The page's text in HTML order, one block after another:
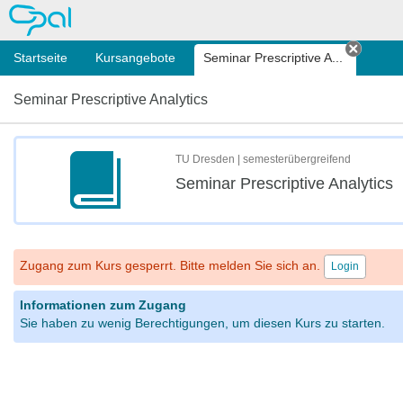
OPAL
Startseite Kursangebote Seminar Prescriptive A...
Tab
Seminar Prescriptive Analytics
TU Dresden | semesterübergreifend
Seminar Prescriptive Analytics
Zugang zum Kurs gesperrt. Bitte melden Sie sich an. Login
Informationen zum Zugang
Sie haben zu wenig Berechtigungen, um diesen Kurs zu starten.